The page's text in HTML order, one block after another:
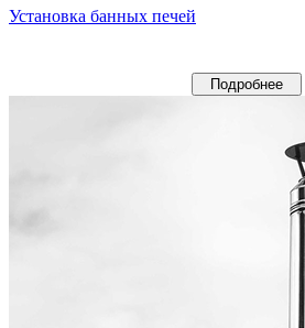
Установка банных печей
Подробнее